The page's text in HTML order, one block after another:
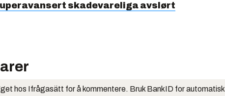
skadevareliga avslørt
hos Ifrågasätt for å kommentere. Bruk BankID for automatisk